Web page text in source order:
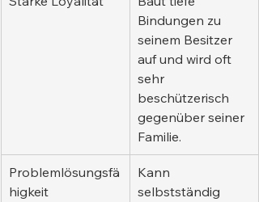
Bindungen zu
seinem Besitzer
auf und wird oft
sehr
beschützerisch
gegenüber seiner
Familie.
Problemlösungsfä
higkeit
Kann
selbstständig